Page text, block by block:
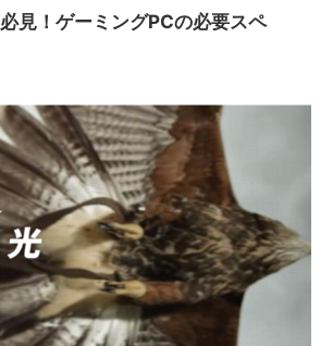
見！ゲーミングPCの必要スペ